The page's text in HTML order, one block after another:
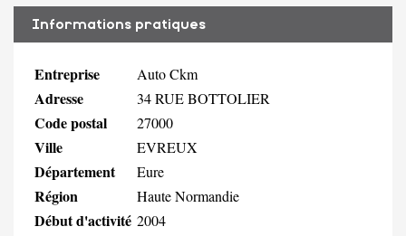
Informations pratiques
Entreprise Auto Ckm
Adresse 34 RUE BOTTOLIER
Code postal 27000
Ville EVREUX
Département Eure
Région Haute Normandie
Début d'activité 2004